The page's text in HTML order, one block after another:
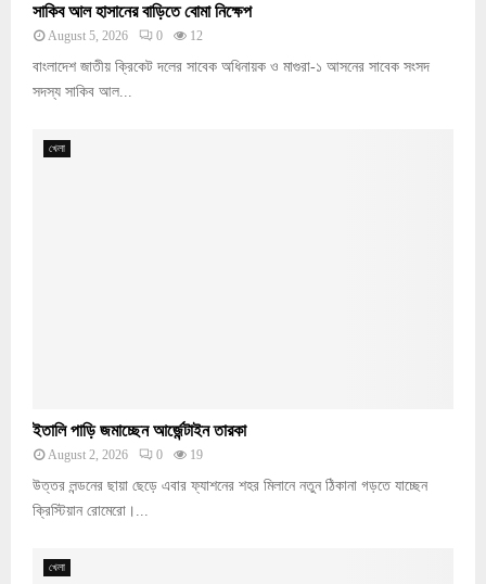
সাকিব আল হাসানের বাড়িতে বোমা নিক্ষেপ
August 5, 2026 0 12
বাংলাদেশ জাতীয় ক্রিকেট দলের সাবেক অধিনায়ক ও মাগুরা-১ আসনের সাবেক সংসদ
সদস্য সাকিব আল...
খেলা
ইতালি পাড়ি জমাচ্ছেন আর্জেন্টাইন তারকা
August 2, 2026 0 19
উত্তর লন্ডনের ছায়া ছেড়ে এবার ফ্যাশনের শহর মিলানে নতুন ঠিকানা গড়তে যাচ্ছেন
ক্রিস্টিয়ান রোমেরো।...
খেলা